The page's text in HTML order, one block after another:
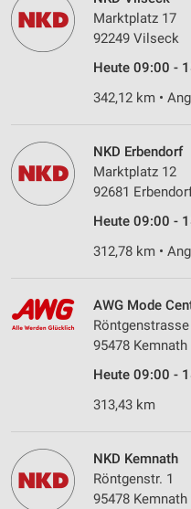
Marktplatz 17
92249 Vilseck
Heute 09:00 -
342,12 km •
NKD Erbendorf
Marktplatz 12
92681
Heute 09:00 -
312,78 km •
AWG Mode
95478 Kemnath
Heute 09:00 -
313,43 km
NKD Kemnath
Röntgenstr. 1
95478 Kemnath